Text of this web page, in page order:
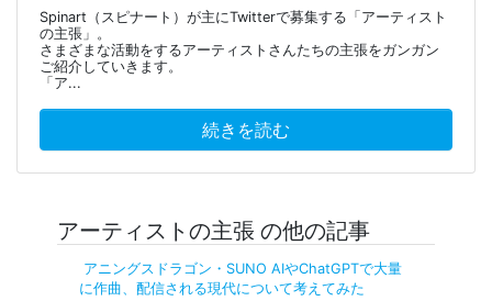
Spinart（スピナート）が主にTwitterで募集する「アーティスト
の主張」。
さまざまな活動をするアーティストさんたちの主張をガンガン
ご紹介していきます。
「ア...
続きを読む
アーティストの主張 の他の記事
アニングスドラゴン・SUNO AIやChatGPTで大量
に作曲、配信される現代について考えてみた